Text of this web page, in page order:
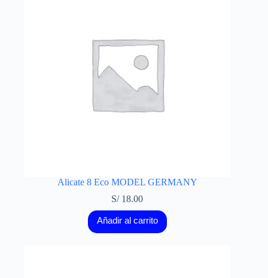
Alicate 8 Eco MODEL GERMANY
S/18.00
Añadir al carrito